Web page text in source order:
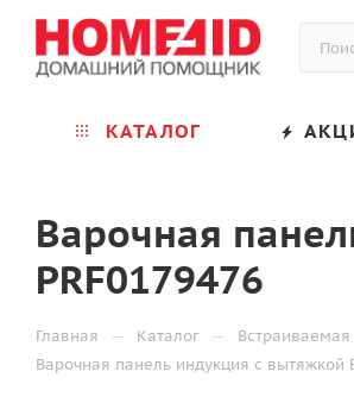
КАТАЛОГ
Варочная
PRF0179476
Главная — Каталог — Встраиваемая
Варочная панель индукция с вытяжкой